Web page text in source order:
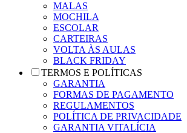
MALAS
MOCHILA
ESCOLAR
CARTEIRAS
VOLTA ÀS AULAS
BLACK FRIDAY
TERMOS E POLÍTICAS
GARANTIA
FORMAS DE PAGAMENTO
REGULAMENTOS
POLÍTICA DE PRIVACIDADE
GARANTIA VITALÍCIA